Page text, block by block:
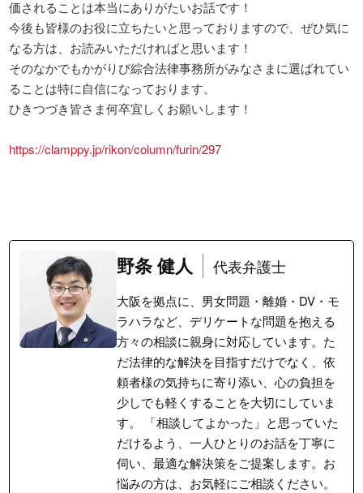
価されることは本当にありがたいお話です！
今後も皆様のお役に立ちたいと思っておりますので、ぜひ気に
なる方は、お読みいただければと思います！
そのなかでもかがりび綜合法律事務所がみなさまに選ばれてい
ることは特に自信になっております。
ひきつづき皆さま何卒宜しくお願いします！
https://clamppy.jp/rikon/column/furin/297
野条 健人 代表弁護士
大阪を拠点に、男女問題・離婚・DV・モ
ラハラなど、デリケートな問題を抱える
方々の相談に親身に対応しています。た
だ法律的な解決を目指すだけでなく、依
頼者様の気持ちに寄り添い、心の負担を
少しでも軽くすることを大切にしていま
す。 「相談してよかった」と思っていた
だけるよう、一人ひとりのお話を丁寧に
伺い、最適な解決策をご提案します。お
悩みの方は、お気軽にご相談ください。